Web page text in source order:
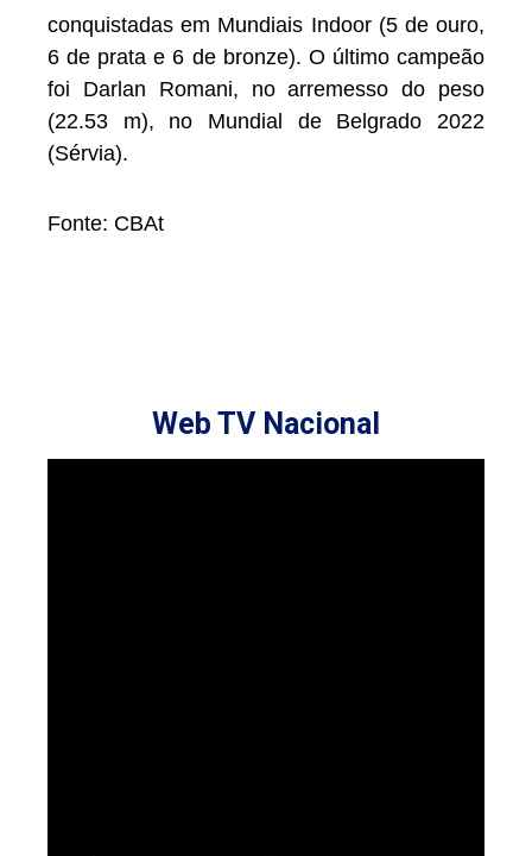
conquistadas em Mundiais Indoor (5 de ouro,
6 de prata e 6 de bronze). O último campeão
foi Darlan Romani, no arremesso do peso
(22.53 m), no Mundial de Belgrado 2022
(Sérvia).
Fonte: CBAt
Web TV Nacional